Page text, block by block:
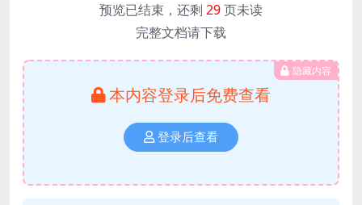
预览已结束，还剩 29页未读
完整文档请下载
隐藏内容
本内容登录后免费查看
登录后查看